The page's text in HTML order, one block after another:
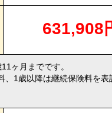
631,908
ヶ月までです。
、1歳以降は継続保険料を表